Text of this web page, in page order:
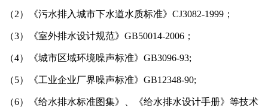
（2）《污水排入城市下水道水质标准》CJ3082-1999；
（3）《室外排水设计规范》GB50014-2006；
（4）《城市区域环境噪声标准》GB3096-93;
（5）《工业企业厂界噪声标准》GB12348-90;
（6）《给水排水标准图集》、《给水排水设计手册》等技术